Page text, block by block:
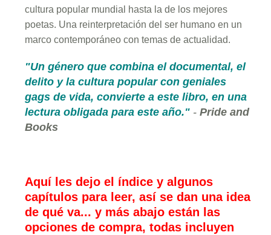
cultura popular mundial hasta la de los mejores
poetas. Una reinterpretación del ser humano en un
marco contemporáneo con temas de actualidad.
"Un género que combina el documental, el
delito y la cultura popular con geniales
gags de vida, convierte a este libro, en una
lectura obligada para este año." - Pride and
Books
Aquí les dejo el índice y algunos
capítulos para leer, así se dan una idea
de qué va... y más abajo están las
opciones de compra, todas incluyen